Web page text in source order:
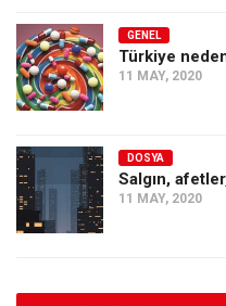
GENEL
Türkiye
11 MAY, 2020
DOSYA
Salgın,
11 MAY, 2020